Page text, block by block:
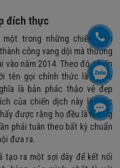
đích thực
trong những chiến dịch
công vang dội mà thương
vào năm 2014. Theo đó, chiến
tên gọi chính thức là “Dove
là bản phác thảo vẻ đẹp
của chiến dịch này là thúc
được rằng họ đều là những
phải tuân theo bất kỳ chuẩn
đưa ra.
tạo ra một sợi dây để kết nối